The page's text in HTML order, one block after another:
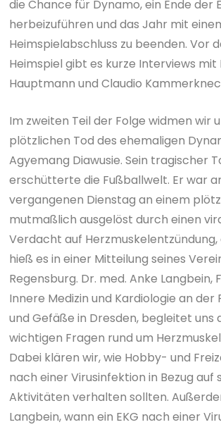
die Chance für Dynamo, ein Ende der
herbeizuführen und das Jahr mit
Heimspielabschluss zu beenden. Vor
Heimspiel gibt es kurze Interviews mit
Hauptmann und Claudio
Im zweiten Teil der Folge widmen wir
plötzlichen Tod des ehemaligen
Agyemang Diawusie. Sein tragischer
erschütterte die Fußballwelt. Er war
vergangenen Dienstag an einem
mutmaßlich ausgelöst durch einen
Verdacht auf Herzmuskelentzündung,
hieß es in einer Mitteilung seines
Regensburg. Dr. med. Anke Langbein,
Innere Medizin und Kardiologie an der
und Gefäße in Dresden, begleitet uns
wichtigen Fragen rund um
Dabei klären wir, wie Hobby- und
nach einer Virusinfektion in Bezug auf
Aktivitäten verhalten sollten.
Langbein, wann ein EKG nach einer